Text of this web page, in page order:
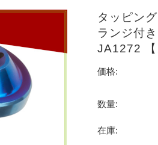
タッピン
ランジ付
JA1272 【
価格:
数量:
在庫: